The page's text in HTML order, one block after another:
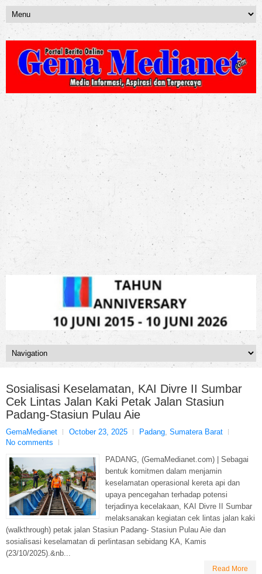
Sosialisasi Keselamatan, KAI Divre II Sumbar
Cek Lintas Jalan Kaki Petak Jalan Stasiun
Padang-Stasiun Pulau Aie
GemaMedianet October 23, 2025 Padang, Sumatera Barat
No comments
PADANG, (GemaMedianet.com) | Sebagai
bentuk komitmen dalam menjamin
keselamatan operasional kereta api dan
upaya pencegahan terhadap potensi
terjadinya kecelakaan, KAI Divre II Sumbar
melaksanakan kegiatan cek lintas jalan kaki
(walkthrough) petak jalan Stasiun Padang- Stasiun Pulau Aie dan
sosialisasi keselamatan di perlintasan sebidang KA, Kamis
(23/10/2025).&nb...
Read More